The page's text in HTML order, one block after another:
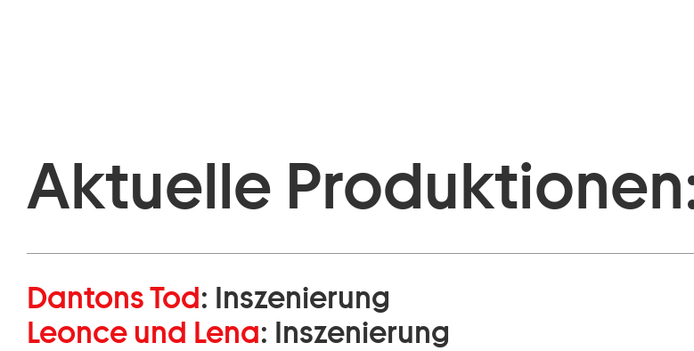
Aktuelle
Dantons Tod: Inszenierung
Leonce und Lena: Inszenierung